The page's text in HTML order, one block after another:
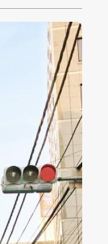
gut
er und
geraten.